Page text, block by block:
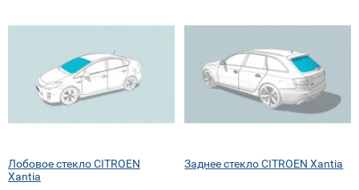
Лобовое стекло CITROEN
Xantia
Заднее стекло CITROEN Xantia